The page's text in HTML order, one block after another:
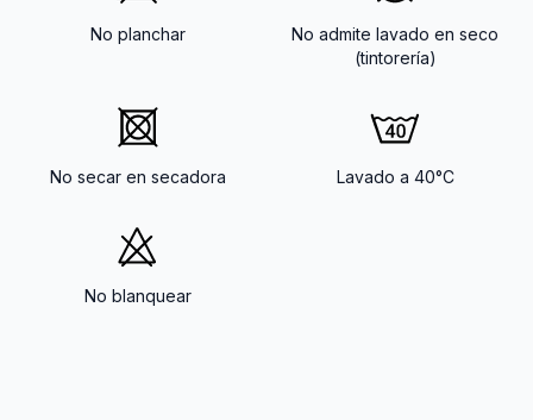
No planchar
No admite lavado en seco
(tintorería)
No secar en secadora Lavado a 40°C
No blanquear